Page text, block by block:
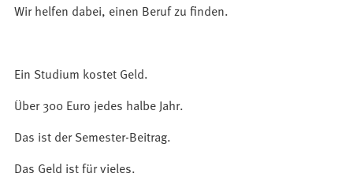
Wir helfen dabei, einen Beruf zu finden.
Ein Studium kostet Geld.
Über 300 Euro jedes halbe Jahr.
Das ist der Semester-Beitrag.
Das Geld ist für vieles.